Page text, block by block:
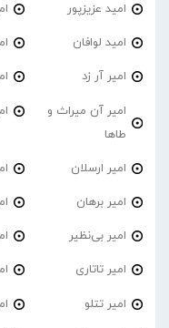
امید عزیزپور
امید لوافان
امیر آر زد
امیر آن میراث و
طاها
امیر ارسلان
امیر برهان
امیر بی‌نظیر
امیر تاتاری
امیر تتلو